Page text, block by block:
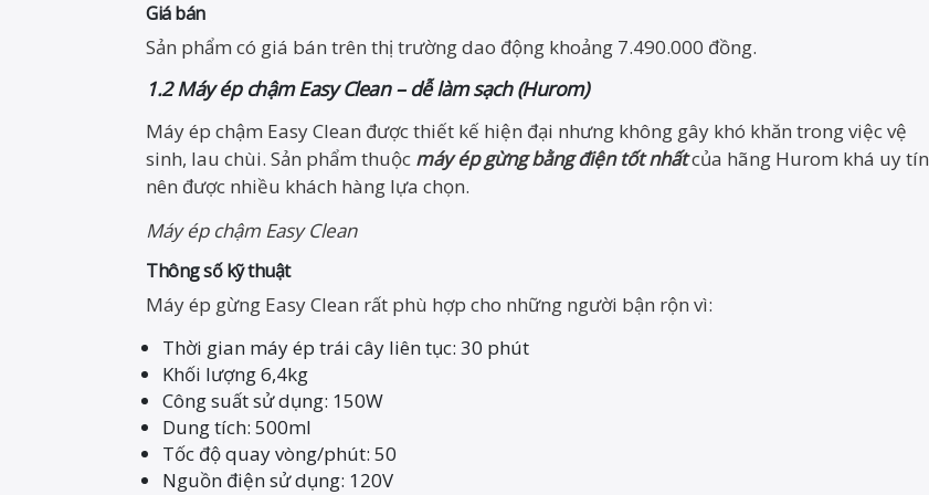
Giá bán
Sản phẩm có giá bán trên thị trường dao động khoảng 7.490.000 đồng.
1.2 Máy ép chậm Easy Clean – dễ làm sạch (Hurom)
Máy ép chậm Easy Clean được thiết kế hiện đại nhưng không gây khó khăn trong việc vệ
sinh, lau chùi. Sản phẩm thuộc máy ép gừng bằng điện tốt nhấtcủa hãng Hurom khá uy tín
nên được nhiều khách hàng lựa chọn.
Máy ép chậm Easy Clean
Thông số kỹ thuật
Máy ép gừng Easy Clean rất phù hợp cho những người bận rộn vì:
Thời gian máy ép trái cây liên tục: 30 phút
Khối lượng 6,4kg
Công suất sử dụng: 150W
Dung tích: 500ml
Tốc độ quay vòng/phút: 50
Nguồn điện sử dụng: 120V